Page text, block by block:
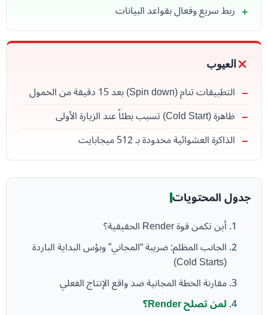
ربط سريع وفعال بقواعد البيانات
العيوب
التطبيقات تنام (Spin down) بعد 15 دقيقة من الخمول
ظاهرة (Cold Start) تسبب بطئاً عند الزيارة الأولى
الذاكرة العشوائية محدودة بـ 512 ميجابايت
جدول المحتويات
أين تكمن قوة Render الحقيقية؟
الجانب المظلم: ضريبة “المجاني” وبؤس البداية الباردة
(Cold Starts)
مقارنة الخطة المجانية ضد واقع الإنتاج الفعلي
لمن تصلح Render؟